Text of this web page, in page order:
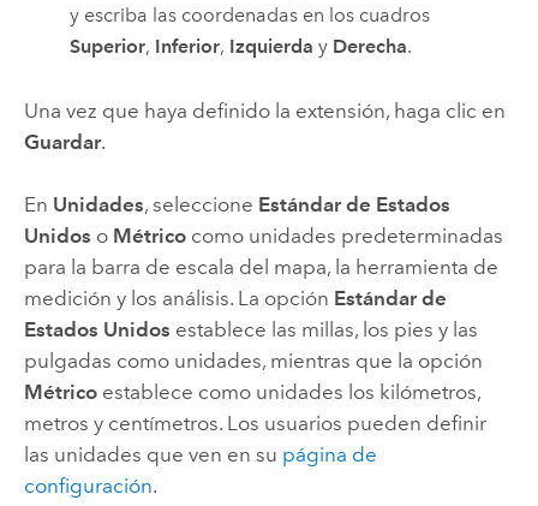
y escriba las coordenadas en los cuadros
Superior, Inferior, Izquierda y Derecha.
Una vez que haya definido la extensión, haga clic en
Guardar.
En Unidades, seleccione Estándar de Estados
Unidos o Métricocomo unidades predeterminadas
para la barra de escala del mapa, la herramienta de
medición y los análisis. La opción Estándar de
Estados Unidos establece las millas, los pies y las
pulgadas como unidades, mientras que la opción
Métricoestablece como unidades los kilómetros,
metros y centímetros. Los usuarios pueden definir
las unidades que ven en su página de
configuración.